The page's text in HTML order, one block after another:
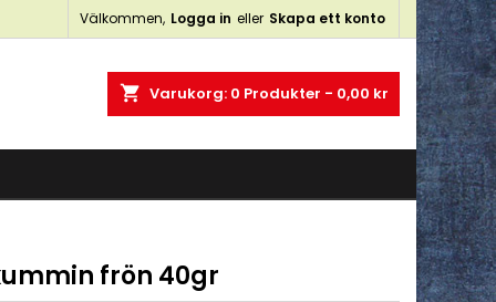
Välkommen, Logga in eller Skapa ett konto
shopping_cart Varukorg: 0 Produkter - 0,00 kr
frön 40gr